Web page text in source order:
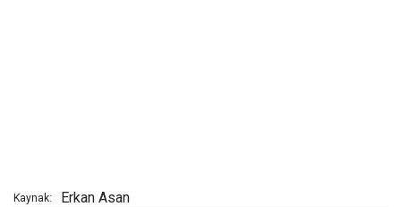
Kaynak: Erkan Asan